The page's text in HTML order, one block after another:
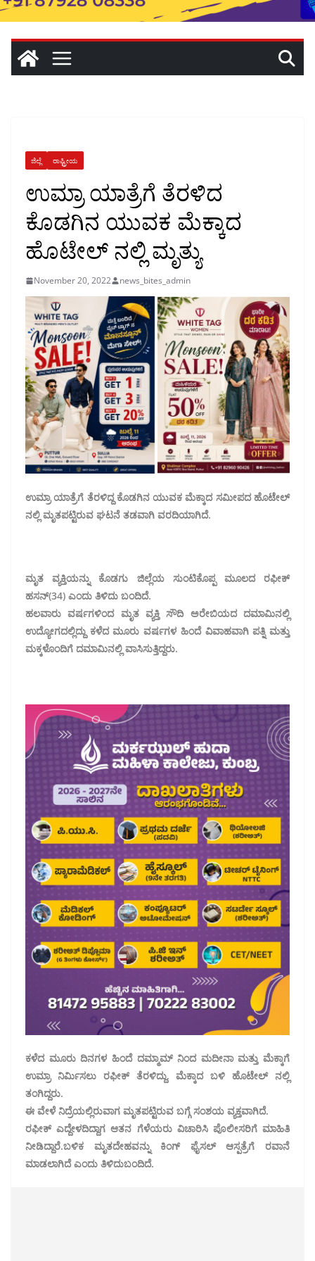
ಜಿಲ್ಲೆ ರಾಷ್ಟ್ರೀಯ
ಉಮ್ರಾ ಯಾತ್ರೆಗೆ ತೆರಳಿದ
ಕೊಡಗಿನ ಯುವಕ ಮೆಕ್ಕಾದ
ಹೊಟೇಲ್ ನಲ್ಲಿ ಮೃತ್ಯು
November 20, 2022 news_bites_admin
ಉಮ್ರಾ ಯಾತ್ರೆಗೆ ತೆರಳಿದ್ದ ಕೊಡಗಿನ ಯುವಕ ಮೆಕ್ಕಾದ ಸಮೀಪದ ಹೊಟೇಲ್
ನಲ್ಲಿ ಮೃತಪಟ್ಟಿರುವ ಘಟನೆ ತಡವಾಗಿ ವರದಿಯಾಗಿದೆ.
ಮೃತ ವ್ಯಕ್ತಿಯನ್ನು ಕೊಡಗು ಜಿಲ್ಲೆಯ ಸುಂಟಿಕೊಪ್ಪ ಮೂಲದ ರಫೀಕ್‌
ಹಸನ್(34) ಎಂದು ತಿಳಿದು ಬಂದಿದೆ.
ಹಲವಾರು ವರ್ಷಗಳಿಂದ ಮೃತ ವ್ಯಕ್ತಿ ಸೌದಿ ಅರೇಬಿಯದ ದಮಾಮಿನಲ್ಲಿ
ಉದ್ಯೋಗದಲ್ಲಿದ್ದು ಕಳೆದ ಮೂರು ವರ್ಷಗಳ ಹಿಂದೆ ವಿವಾಹವಾಗಿ ಪತ್ನಿ ಮತ್ತು
ಮಕ್ಕಳೊಂದಿಗೆ ದಮಾಮಿನಲ್ಲಿ ವಾಸಿಸುತ್ತಿದ್ದರು.
ಕಳೆದ ಮೂರು ದಿನಗಳ ಹಿಂದೆ ದಮ್ಮಾಮ್ ನಿಂದ ಮದೀನಾ ಮತ್ತು ಮೆಕ್ಕಾಗೆ
ಉಮ್ರಾ ನಿರ್ಮಿಸಲು ರಫೀಕ್ ತೆರಳಿದ್ದು, ಮೆಕ್ಕಾದ ಬಳಿ ಹೊಟೇಲ್ ನಲ್ಲಿ
ತಂಗಿದ್ದರು.
ಈ ವೇಳೆ ನಿದ್ರೆಯಲ್ಲಿರುವಾಗ ಮೃತಪಟ್ಟಿರುವ ಬಗ್ಗೆ ಸಂಶಯ ವ್ಯಕ್ತವಾಗಿದೆ.
ರಫೀಕ್ ಎದ್ದೇಳದಿದ್ದಾಗ ಆತನ ಗೆಳೆಯರು ವಿಚಾರಿಸಿ ಪೊಲೀಸರಿಗೆ ಮಾಹಿತಿ
ನೀಡಿದ್ದಾರೆ.ಬಳಿಕ ಮೃತದೇಹವನ್ನು‌ ಕಿಂಗ್ ಫೈಸಲ್ ಆಸ್ಪತ್ರೆಗೆ ರವಾನೆ
ಮಾಡಲಾಗಿದೆ ಎಂದು ತಿಳಿದುಬಂದಿದೆ.